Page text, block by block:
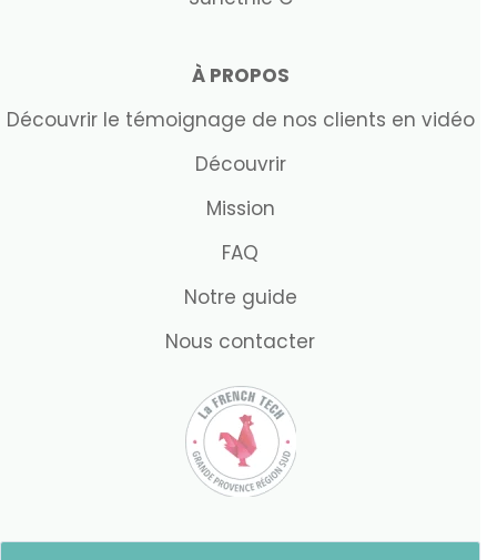
À PROPOS
Découvrir le témoignage de nos clients en vidéo
Découvrir
Mission
FAQ
Notre guide
Nous contacter